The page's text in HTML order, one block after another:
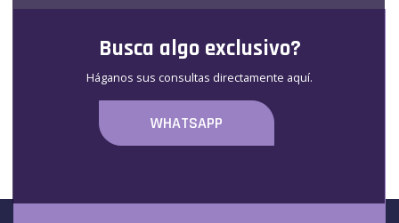
Busca algo exclusivo?
Háganos sus consultas directamente aquí.
WHATSAPP